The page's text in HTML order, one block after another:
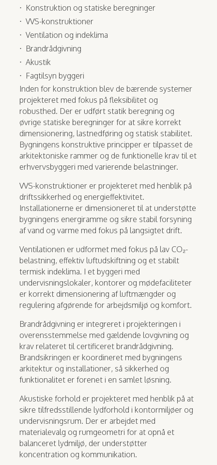
Konstruktion og statiske beregninger
VVS-konstruktioner
Ventilation og indeklima
Brandrådgivning
Akustik
Fagtilsyn byggeri
Inden for konstruktion blev de bærende systemer
projekteret med fokus på fleksibilitet og
robusthed. Der er udført statik beregning og
øvrige statiske beregninger for at sikre korrekt
dimensionering, lastnedføring og statisk stabilitet.
Bygningens konstruktive principper er tilpasset de
arkitektoniske rammer og de funktionelle krav til et
erhvervsbyggeri med varierende belastninger.
VVS-konstruktioner er projekteret med henblik på
driftssikkerhed og energieffektivitet.
Installationerne er dimensioneret til at understøtte
bygningens energiramme og sikre stabil forsyning
af vand og varme med fokus på langsigtet drift.
Ventilationen er udformet med fokus på lav CO₂-
belastning, effektiv luftudskiftning og et stabilt
termisk indeklima. I et byggeri med
undervisningslokaler, kontorer og mødefaciliteter
er korrekt dimensionering af luftmængder og
regulering afgørende for arbejdsmiljø og komfort.
Brandrådgivning er integreret i projekteringen i
overensstemmelse med gældende lovgivning og
krav relateret til certificeret brandrådgivning.
Brandsikringen er koordineret med bygningens
arkitektur og installationer, så sikkerhed og
funktionalitet er forenet i en samlet løsning.
Akustiske forhold er projekteret med henblik på at
sikre tilfredsstillende lydforhold i kontormiljøer og
undervisningsrum. Der er arbejdet med
materialevalg og rumgeometri for at opnå et
balanceret lydmiljø, der understøtter
koncentration og kommunikation.